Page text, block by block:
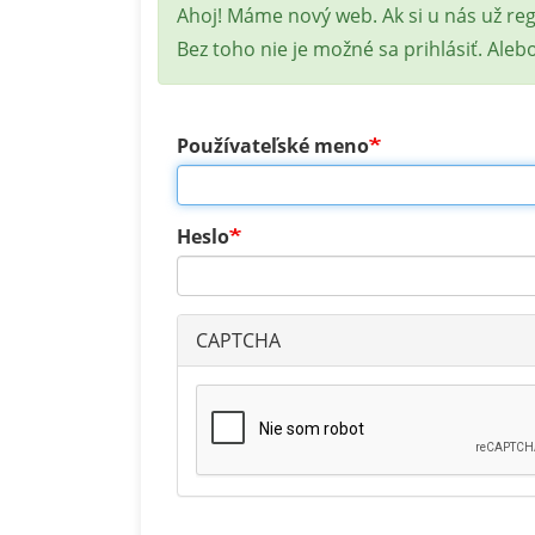
Stavová
správa
Ahoj! Máme nový web. Ak si u nás už
Bez toho nie je možné sa prihlásiť.
Používateľské meno
Heslo
CAPTCHA